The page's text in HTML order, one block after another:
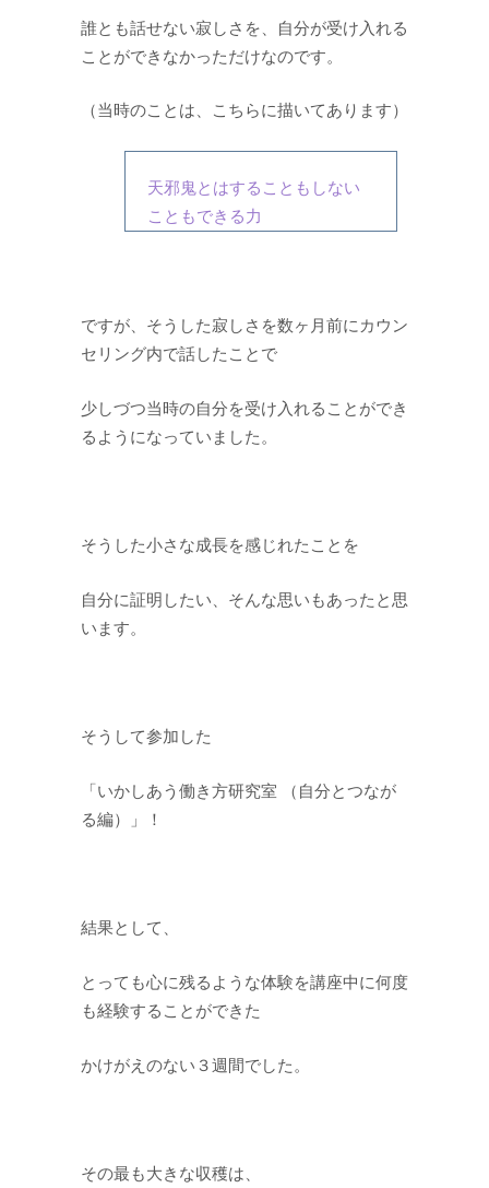
誰とも話せない寂しさを、自分が受け入れる
ことができなかっただけなのです。
（当時のことは、こちらに描いてあります）
天邪鬼とはすることもしない
こともできる力
ですが、そうした寂しさを数ヶ月前にカウン
セリング内で話したことで
少しづつ当時の自分を受け入れることができ
るようになっていました。
そうした小さな成長を感じれたことを
自分に証明したい、そんな思いもあったと思
います。
そうして参加した
「いかしあう働き方研究室 （自分とつなが
る編）」！
結果として、
とっても心に残るような体験を講座中に何度
も経験することができた
かけがえのない３週間でした。
その最も大きな収穫は、